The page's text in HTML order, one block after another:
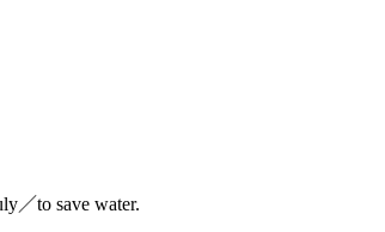
／to save water.